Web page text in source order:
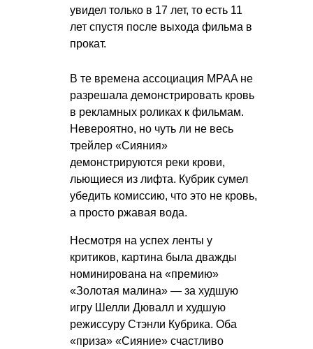
увидел только в 17 лет, то есть 11
лет спустя после выхода фильма в
прокат.
В те времена ассоциация MPAA не
разрешала демонстрировать кровь
в рекламных роликах к фильмам.
Невероятно, но чуть ли не весь
трейлер «Сияния»
демонстрируются реки крови,
льющиеся из лифта. Кубрик сумел
убедить комиссию, что это не кровь,
а просто ржавая вода.
Несмотря на успех ленты у
критиков, картина была дважды
номинирована на «премию»
«Золотая малина» — за худшую
игру Шелли Дювалл и худшую
режиссуру Стэнли Кубрика. Оба
«приза» «Сияние» счастливо